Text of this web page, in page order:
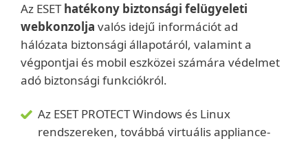
Az ESEThatékony biztonsági felügyeleti
webkonzolja valós idejű információt ad
hálózata biztonsági állapotáról, valamint a
végpontjai és mobil eszközei számára védelmet
adó biztonsági funkciókról.
Az ESET PROTECT Windows és Linux
rendszereken, továbbá virtuális appliance-